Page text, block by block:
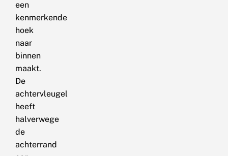
een
kenmerkende
hoek
naar
binnen
maakt.
De
achtervleugel
heeft
halverwege
de
achterrand